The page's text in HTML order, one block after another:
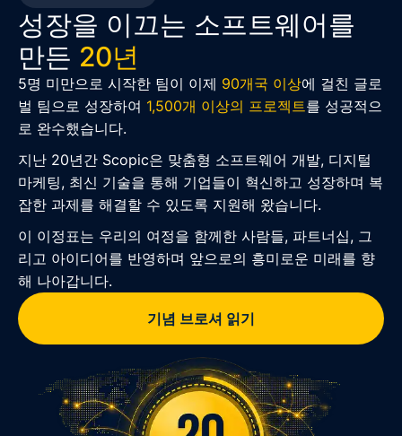
성장을 이끄는 소프트웨어를
만든 20년
5명 미만으로 시작한 팀이 이제 90개국 이상에 걸친 글로
벌 팀으로 성장하여 1,500개 이상의 프로젝트를 성공적으
로 완수했습니다.
지난 20년간 Scopic은 맞춤형 소프트웨어 개발, 디지털
마케팅, 최신 기술을 통해 기업들이 혁신하고 성장하며 복
잡한 과제를 해결할 수 있도록 지원해 왔습니다.
이 이정표는 우리의 여정을 함께한 사람들, 파트너십, 그
리고 아이디어를 반영하며 앞으로의 흥미로운 미래를 향
해 나아갑니다.
기념 브로셔 읽기